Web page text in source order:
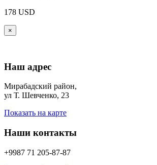
178 USD
×
Наш адрес
Мирабадский район,
ул Т. Шевченко, 23
Показать на карте
Наши контакты
+9987 71 205-87-87